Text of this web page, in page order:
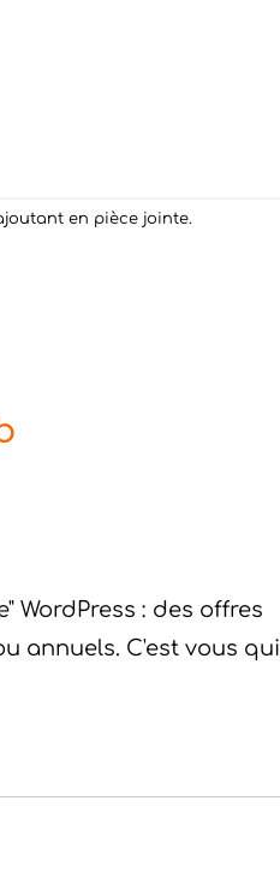
en pièce jointe.
WordPress : des offres
annuels. C'est vous qui